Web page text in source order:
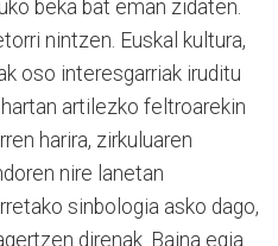
beka bat eman zidaten.
nintzen. Euskal kultura,
oso interesgarriak iruditu
artilezko feltroarekin
harira, zirkuluaren
nire lanetan
sinbologia asko dago,
direnak. Baina egia